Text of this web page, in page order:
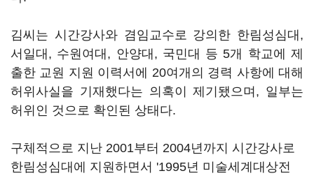
김씨는 시간강사와 겸임교수로 강의한 한림성심대,
서일대, 수원여대, 안양대, 국민대 등 5개 학교에 제
출한 교원 지원 이력서에 20여개의 경력 사항에 대해
허위사실을 기재했다는 의혹이 제기됐으며, 일부는
허위인 것으로 확인된 상태다.
구체적으로 지난 2001부터 2004년까지 시간강사로
한림성심대에 지원하면서 '1995년 미술세계대상전